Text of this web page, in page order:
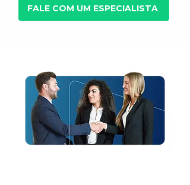
FALE COM UM ESPECIALISTA